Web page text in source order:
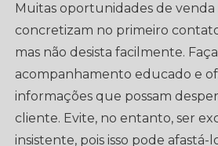
Muitas oportunidades de venda
concretizam no primeiro
mas não desista facilmente.
acompanhamento educado e
informações que possam
cliente. Evite, no entanto, ser
insistente, pois isso pode afastá-